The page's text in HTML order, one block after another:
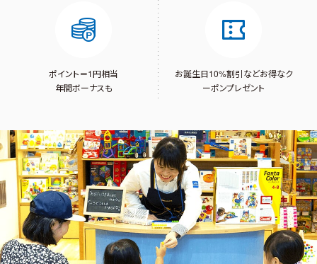
ポイント＝1円相当
年間ボーナスも
お誕生日10%割引などお得なク
ーポンプレゼント